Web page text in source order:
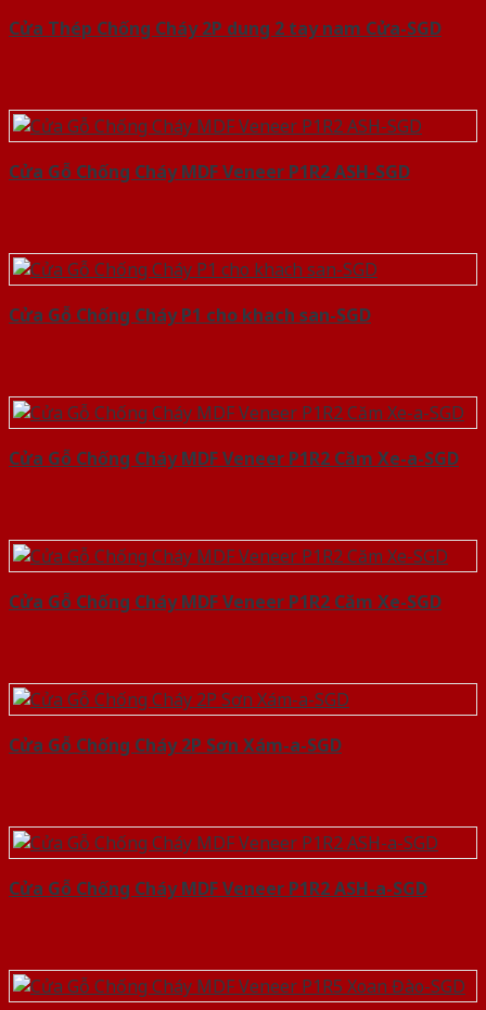
Cửa Thép Chống Cháy 2P dung 2 tay nam Cửa-SGD
Cửa Gỗ Chống Cháy MDF Veneer P1R2 ASH-SGD
Cửa Gỗ Chống Cháy P1 cho khach san-SGD
Cửa Gỗ Chống Cháy MDF Veneer P1R2 Căm Xe-a-SGD
Cửa Gỗ Chống Cháy MDF Veneer P1R2 Căm Xe-SGD
Cửa Gỗ Chống Cháy 2P Sơn Xám-a-SGD
Cửa Gỗ Chống Cháy MDF Veneer P1R2 ASH-a-SGD